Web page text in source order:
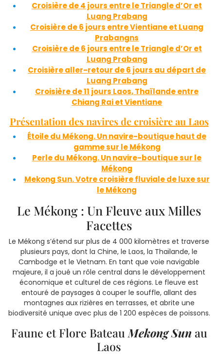
Croisière de 4 jours entre le Triangle d’Or et
Luang Prabang
Croisière de 6 jours entre Vientiane et Luang
Prabangns
Croisière de 6 jours entre le Triangle d’Or et
Luang Prabang
Croisière aller-retour de 6 jours au départ de
Luang Prabang
Croisière de 11 jours Laos, Thaïlande entre
Chiang Rai et Vientiane
Présentation des navires de croisière au Laos
Étoile du Mékong. Un navire-boutique haut de
gamme sur le Mékong
Perle du Mékong. Un navire-boutique sur le
Mékong
Mekong Sun. Votre croisière fluviale de luxe sur
le Mékong
Le Mékong : Un Fleuve aux Milles
Facettes
Le Mékong s’étend sur plus de 4 000 kilomètres et traverse
plusieurs pays, dont la Chine, le Laos, la Thaïlande, le
Cambodge et le Vietnam. En tant que voie navigable
majeure, il a joué un rôle central dans le développement
économique et culturel de ces régions. Le fleuve est
entouré de paysages à couper le souffle, allant des
montagnes aux rizières en terrasses, et abrite une
biodiversité unique avec plus de 1 200 espèces de poissons.
Faune et Flore BateauMekong Sun au
Laos